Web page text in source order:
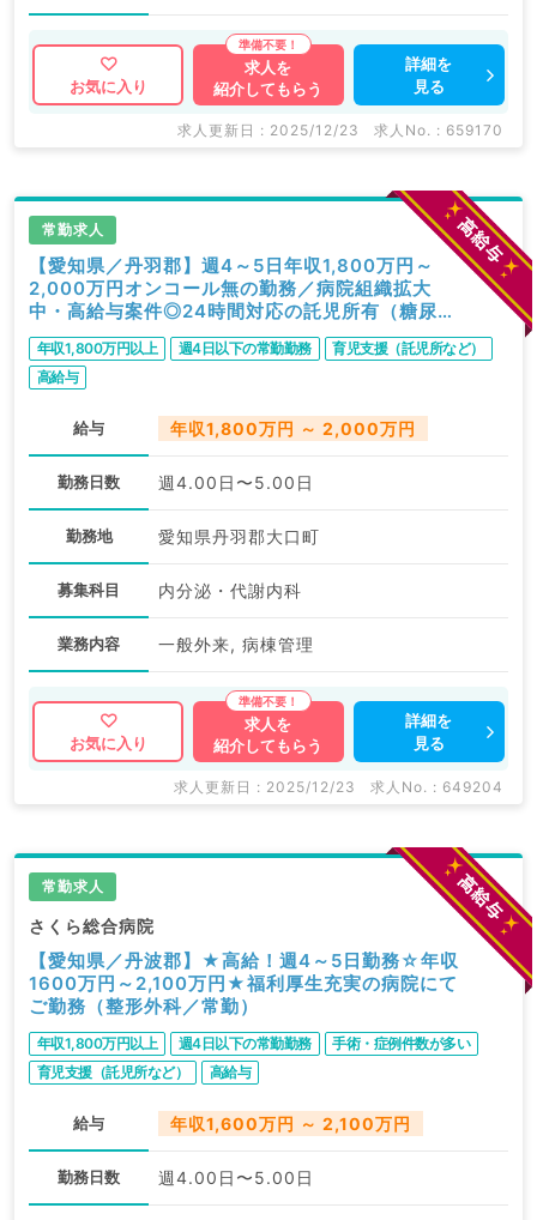
お気に入り
求人を
紹介してもらう
詳細を
見る
求人更新日 : 2025/12/23 求人No. : 659170
常勤求人
【愛知県／丹羽郡】週4～5日年収1,800万円～
2,000万円オンコール無の勤務／病院組織拡大
中・高給与案件◎24時間対応の託児所有（糖尿内
科／常勤）
年収1,800万円以上 週4日以下の常勤勤務
育児支援（託児所など）
高給与
給与 年収1,800万円 ～ 2,000万円
勤務日数 週4.00日〜5.00日
勤務地 愛知県丹羽郡大口町
募集科目 内分泌・代謝内科
業務内容 一般外来, 病棟管理
お気に入り
求人を
紹介してもらう
詳細を
見る
求人更新日 : 2025/12/23 求人No. : 649204
常勤求人
さくら総合病院
【愛知県／丹波郡】★高給！週4～5日勤務☆年収
1600万円～2,100万円★福利厚生充実の病院にて
ご勤務（整形外科／常勤）
年収1,800万円以上 週4日以下の常勤勤務
手術・症例件数が多い
育児支援（託児所など）
高給与
給与 年収1,600万円 ～ 2,100万円
勤務日数 週4.00日〜5.00日